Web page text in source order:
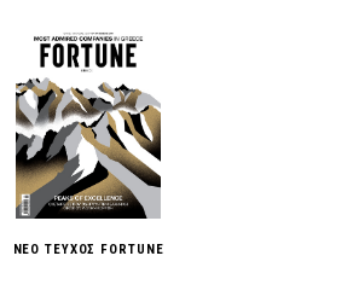
ΝΕΟ ΤΕΥΧΟΣ FORTUNE